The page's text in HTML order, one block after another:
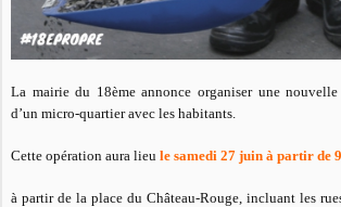
La mairie du 18ème annonce organiser une
d’un micro-quartier avec les habitants.
Cette opération aura lieule samedi 27 juin à partir de
à partir de la place du Château-Rouge, incluant les